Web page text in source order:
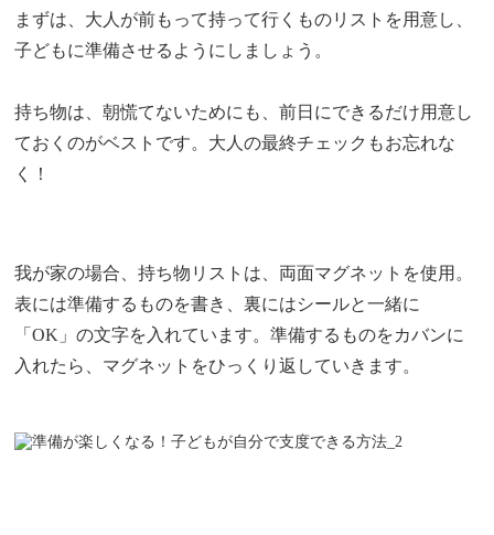
まずは、大人が前もって持って行くものリストを用意し、
子どもに準備させるようにしましょう。
持ち物は、朝慌てないためにも、前日にできるだけ用意し
ておくのがベストです。大人の最終チェックもお忘れな
く！
我が家の場合、持ち物リストは、両面マグネットを使用。
表には準備するものを書き、裏にはシールと一緒に
「OK」の文字を入れています。準備するものをカバンに
入れたら、マグネットをひっくり返していきます。